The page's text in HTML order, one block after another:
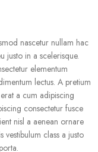
nascetur nullam hac
justo in a scelerisque.
elementum
lectus. A pretium
a cum adipiscing
consectetur fusce
nisl a aenean ornare
class a justo